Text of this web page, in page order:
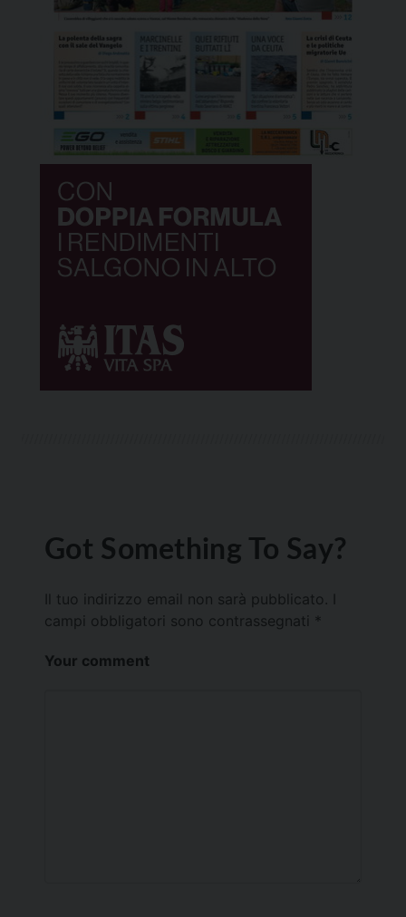
Got Something To Say?
Il tuo indirizzo email non sarà pubblicato.
campi obbligatori sono contrassegnati *
Your comment